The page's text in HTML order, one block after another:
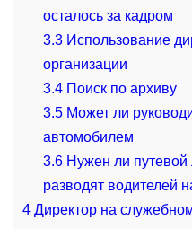
осталось за кадром
3.3 Использование
организации
3.4 Поиск по архиву
3.5 Может ли
автомобилем
3.6 Нужен ли путевой
разводят водителей
4Директор на